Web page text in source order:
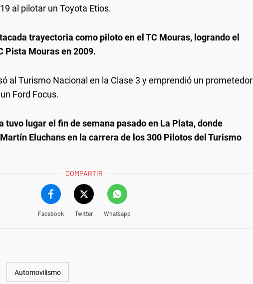
al pilotar un Toyota Etios.
trayectoria como piloto en el TC Mouras, logrando el
Pista Mouras en 2009.
al Turismo Nacional en la Clase 3 y emprendió un prometedor
Ford Focus.
tuvo lugar el fin de semana pasado en La Plata, donde
Eluchans en la carrera de los 300 Pilotos del Turismo
COMPARTIR
Facebook Twitter Whatsapp
Automovilismo